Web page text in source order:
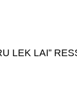
LEK LAI”